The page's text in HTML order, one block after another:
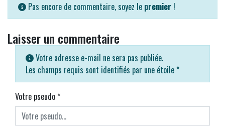
Pas encore de commentaire, soyez le premier !
Laisser un commentaire
Votre adresse e-mail ne sera pas publiée.
Les champs requis sont identifiés par une étoile *
Votre pseudo*